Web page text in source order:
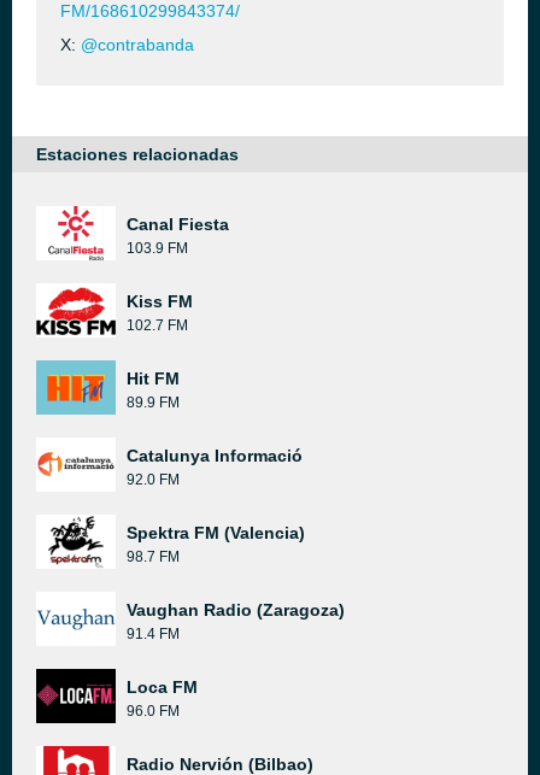
FM/168610299843374/
X: @contrabanda
Estaciones relacionadas
Canal Fiesta
103.9 FM
Kiss FM
102.7 FM
Hit FM
89.9 FM
Catalunya Informació
92.0 FM
Spektra FM (Valencia)
98.7 FM
Vaughan Radio (Zaragoza)
91.4 FM
Loca FM
96.0 FM
Radio Nervión (Bilbao)